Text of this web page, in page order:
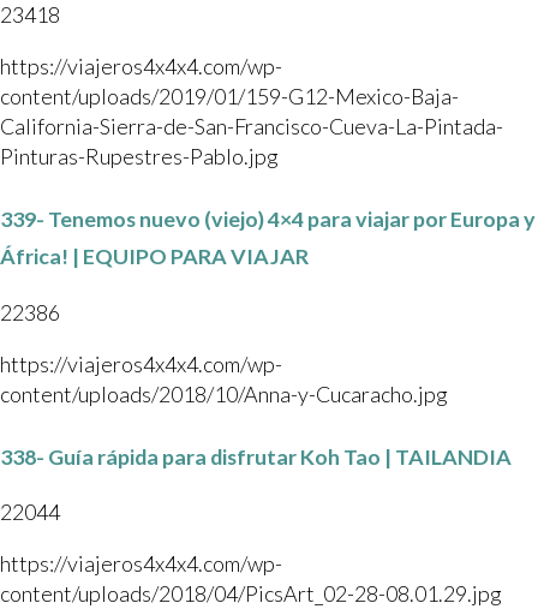
23418
https://viajeros4x4x4.com/wp-
content/uploads/2019/01/159-G12-Mexico-Baja-
California-Sierra-de-San-Francisco-Cueva-La-Pintada-
Pinturas-Rupestres-Pablo.jpg
339- Tenemos nuevo (viejo) 4×4 para viajar por Europa y
África! | EQUIPO PARA VIAJAR
22386
https://viajeros4x4x4.com/wp-
content/uploads/2018/10/Anna-y-Cucaracho.jpg
338- Guía rápida para disfrutar Koh Tao | TAILANDIA
22044
https://viajeros4x4x4.com/wp-
content/uploads/2018/04/PicsArt_02-28-08.01.29.jpg